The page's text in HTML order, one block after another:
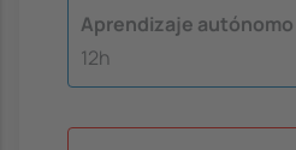
Aprendizaje autónomo
12h